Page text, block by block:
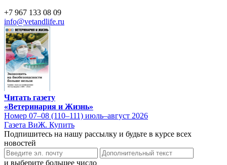
+7 967 133 08 09
info@vetandlife.ru
Читать газету
«Ветеринария и Жизнь»
Номер 07–08 (110–111) июль–август 2026
Газета ВиЖ. Купить
Подпишитесь на нашу рассылку и будьте в курсе всех
новостей
и выберите большее число